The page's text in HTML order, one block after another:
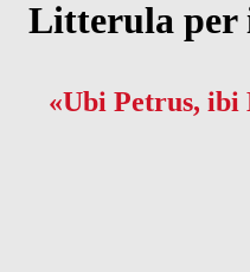
Litterula
«Ubi Petrus, ibi